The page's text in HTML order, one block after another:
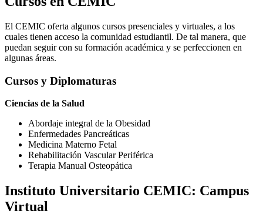
El CEMIC oferta algunos cursos presenciales y virtuales, a los
cuales tienen acceso la comunidad estudiantil. De tal manera, que
puedan seguir con su formación académica y se perfeccionen en
algunas áreas.
Cursos y Diplomaturas
Ciencias de la Salud
Abordaje integral de la Obesidad
Enfermedades Pancreáticas
Medicina Materno Fetal
Rehabilitación Vascular Periférica
Terapia Manual Osteopática
Instituto Universitario CEMIC: Campus
Virtual